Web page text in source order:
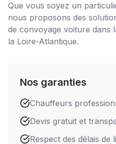
Que vous soyez un
nous proposons des
de convoyage voiture dans
la Loire-Atlantique.
Nos garanties
Chauffeurs
Devis gratuit et
Respect des délais de